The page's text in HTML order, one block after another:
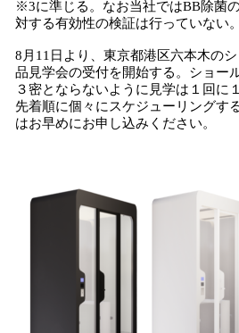
※3に準じる。なお当社ではBB除菌
対する有効性の検証は行っていない。
8月11日より、東京都港区六本⽊の
品⾒学会の受付を開始する。ショー
３密とならないように見学は１回に
先着順に個々にスケジューリングす
はお早めにお申し込みください。